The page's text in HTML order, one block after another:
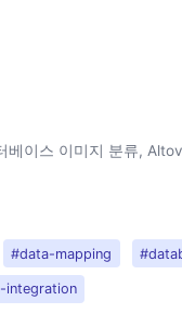
베이스 이미지 분류,
#data-mapping
integration